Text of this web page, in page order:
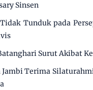
Sinsen
Tunduk pada
Surut Akibat
Jambi Terima